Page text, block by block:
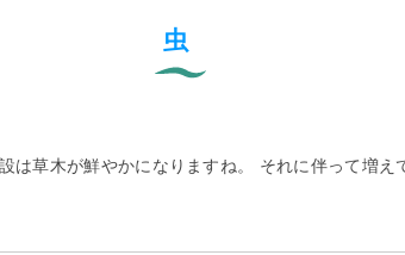
虫
草木が鮮やかになりますね。 それに伴って増